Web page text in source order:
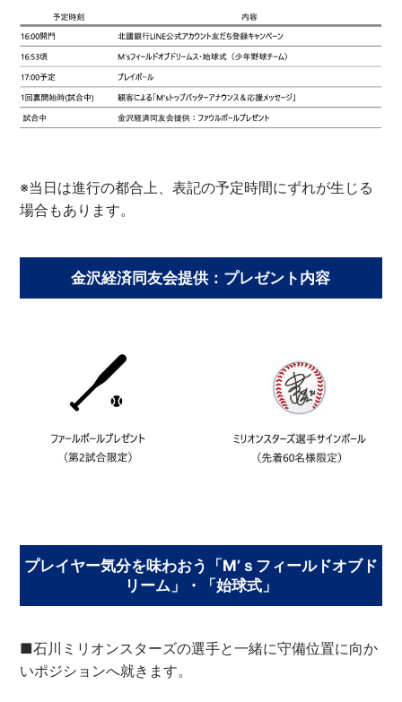
※当日は進行の都合上、表記の予定時間にずれが生じる
場合もあります。
金沢経済同友会提供：プレゼント内容
プレイヤー気分を味わおう「M’ｓフィールドオブド
リーム」・「始球式」
■石川ミリオンスターズの選手と一緒に守備位置に向か
いポジションへ就きます。